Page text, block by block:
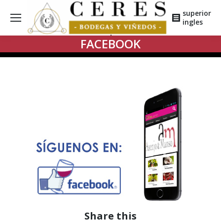
superior
ingles
FACEBOOK
Share this